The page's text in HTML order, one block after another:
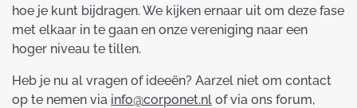
hoe je kunt bijdragen. We kijken ernaar uit om deze fase
met elkaar in te gaan en onze vereniging naar een
hoger niveau te tillen.
Heb je nu al vragen of ideeën? Aarzel niet om contact
op te nemen via info@corponet.nl of via ons forum,